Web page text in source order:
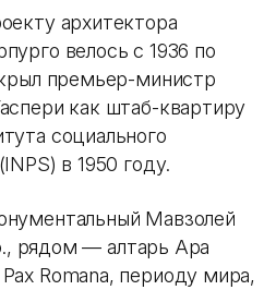
архитектора
велось с 1936 по
премьер-министр
как штаб-квартиру
социального
в 1950 году.
Мавзолей
рядом — алтарь Ара
Romana, периоду мира,